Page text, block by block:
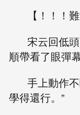
【！！！
宋云回低
順帶看了眼彈幕
手上動作
學得還行。”